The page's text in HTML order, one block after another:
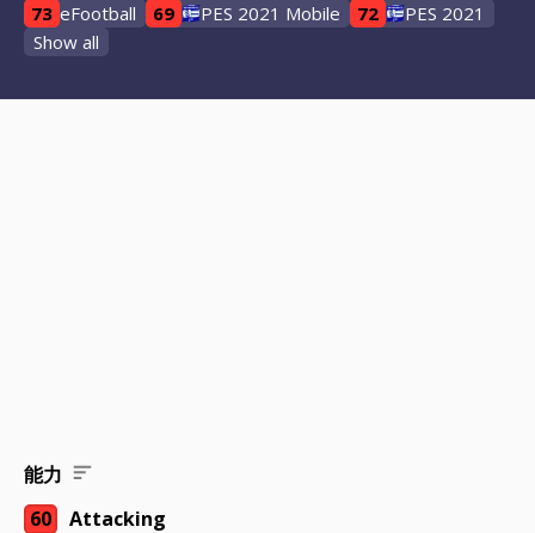
73 eFootball 69 PES 2021 Mobile 72
PES 2021
Show all
能力
60
Attacking